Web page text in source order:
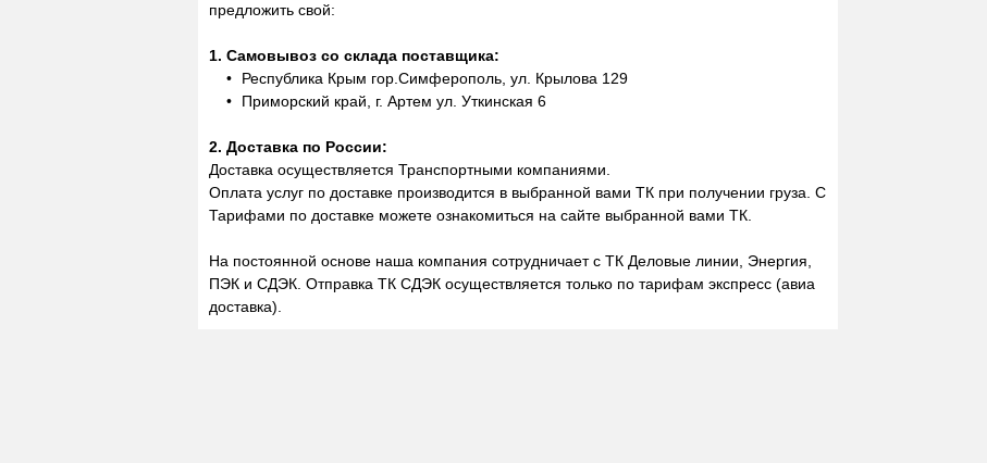
предложить свой:
1. Самовывоз со склада поставщика:
Республика Крым гор.Симферополь, ул. Крылова 129
Приморский край, г. Артем ул. Уткинская 6
2. Доставка по России:
Доставка осуществляется Транспортными компаниями.
Оплата услуг по доставке производится в выбранной вами ТК при получении груза. С
Тарифами по доставке можете ознакомиться на сайте выбранной вами ТК.
На постоянной основе наша компания сотрудничает с ТК Деловые линии, Энергия,
ПЭК и СДЭК. Отправка ТК СДЭК осуществляется только по тарифам экспресс (авиа
доставка).